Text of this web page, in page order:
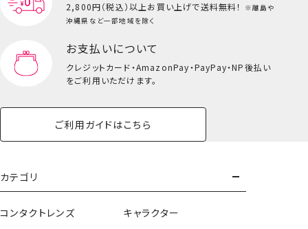
2,800円（税込）以上お買い上げで送料無料！
※離島や
沖縄県など一部地域を除く
お支払いについて
クレジットカード・AmazonPay・PayPay・NP後払い
をご利用いただけます。
ご利用ガイドはこちら
カテゴリ
コンタクトレンズ キャラクター